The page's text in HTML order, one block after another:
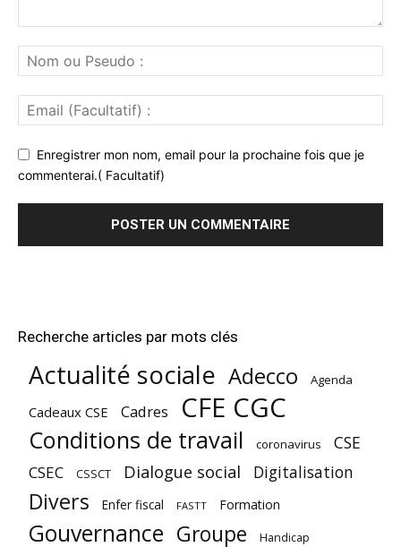
Enregistrer mon nom, email pour la prochaine fois que je
commenterai.( Facultatif)
Recherche articles par mots clés
Actualité sociale Adecco Agenda
Cadeaux CSE Cadres CFE CGC
Conditions de travail coronavirus CSE
CSEC CSSCT Dialogue social Digitalisation
Divers Enfer fiscal FASTT Formation
Gouvernance Groupe Handicap